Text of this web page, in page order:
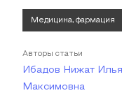
Медицина, фармация
Авторы статьи
Ибадов Нижат
Максимовна